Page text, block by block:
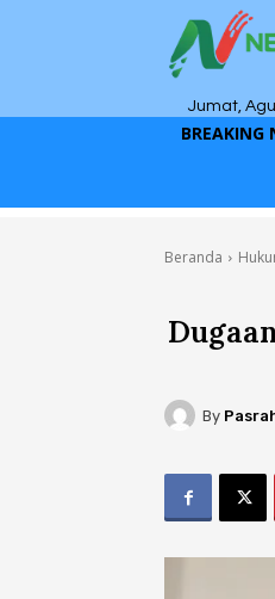
Jumat,
BREAKING
Beranda
By